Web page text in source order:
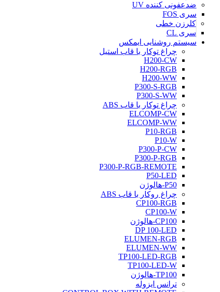
ضدعفونی کننده UV
سری FOS
کلرزن خطی
سری CL
سیستم روشنایی ایمکس
چراغ توکار با قاب استیل
H200-CW
H200-RGB
H200-WW
P300-S-RGB
P300-S-WW
چراغ توکار با قاب ABS
ELCOMP-CW
ELCOMP-WW
P10-RGB
P10-W
P300-P-CW
P300-P-RGB
P300-P-RGB-REMOTE
P50-LED
P50-هالوژن
چراغ روکار با قاب ABS
CP100-RGB
CP100-W
CP100-هالوژن
DP 100-LED
ELUMEN-RGB
ELUMEN-WW
TP100-LED-RGB
TP100-LED-W
TP100-هالوژن
ترانس ایزوله